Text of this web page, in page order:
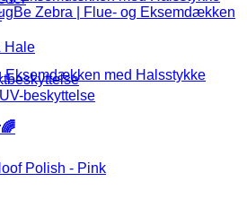
Hale
beskyttelse
Eksemdækken med Halsstykke
kr..